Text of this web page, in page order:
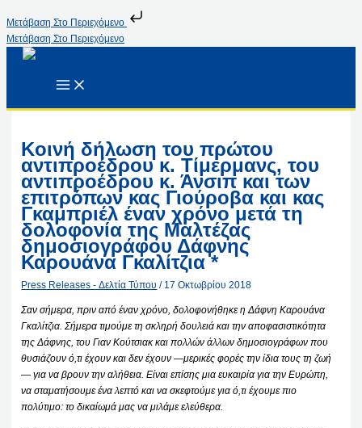
Μετάβαση Στο Περιεχόμενο
Μετάβαση Στο Περιεχόμενο
Kοινή δήλωση του πρώτου
αντιπροέδρου κ. Τίμερμανς, του
αντιπροέδρου κ. Άνσιπ και των
επιτρόπων κας Γιούροβα και κας
Γκαμπριέλ έναν χρόνο μετά τη
δολοφονία της Μαλτέζας
δημοσιογράφου Δάφνης
Καρουάνα Γκαλίτζια *
Press Releases - Δελτία Τύπου / 17 Οκτωβρίου 2018
Σαν σήμερα, πριν από έναν χρόνο, δολοφονήθηκε η Δάφνη Καρουάνα
Γκαλίτζια. Σήμερα τιμούμε τη σκληρή δουλειά και την αποφασιστικότητα
της Δάφνης, του Γιαν Κούτσιακ και πολλών άλλων δημοσιογράφων που
θυσιάζουν ό,τι έχουν και δεν έχουν —μερικές φορές την ίδια τους τη ζωή
— για να βρουν την αλήθεια. Είναι επίσης μια ευκαιρία για την Ευρώπη,
να σταματήσουμε ένα λεπτό και να σκεφτούμε για ό,τι έχουμε πιο
πολύτιμο: το δικαίωμά μας να μιλάμε ελεύθερα.